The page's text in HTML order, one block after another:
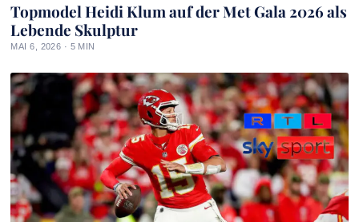
Topmodel Heidi Klum auf der Met Gala 2026 als
Lebende Skulptur
MAI 6, 2026 · 5 MIN